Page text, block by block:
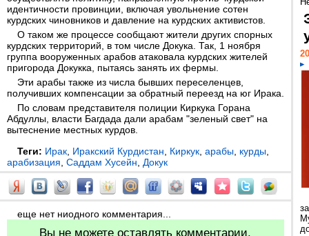
идентичности провинции, включая увольнение сотен
курдских чиновников и давление на курдских активистов.
О таком же процессе сообщают жители других спорных
курдских территорий, в том числе Докука. Так, 1 ноября
группа вооруженных арабов атаковала курдских жителей
пригорода Докукка, пытаясь занять их фермы.
Эти арабы также из числа бывших переселенцев,
получивших компенсации за обратный переезд на юг Ирака.
По словам представителя полиции Киркука Горана
Абдуллы, власти Багдада дали арабам "зеленый свет" на
вытеснение местных курдов.
Теги: Ирак Иракский Курдистан Киркук арабы курды
арабизация Саддам Хусейн Докук
еще нет ниодного комментария...
Вы не можете оставлять комментарии.